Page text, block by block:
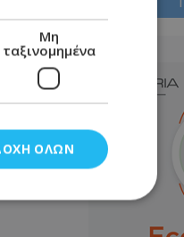
Μη
ταξινομημένα
ΌΛΩΝ